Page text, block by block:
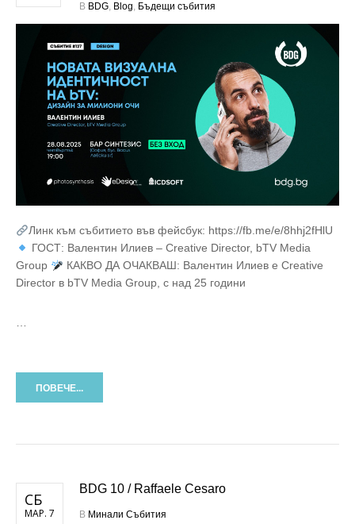
В BDG, Blog, Бъдещи събития
Линк към събитието във фейсбук: https://fb.me/e/8hhj2fHlU
ГОСТ: Валентин Илиев – Creative Director, bTV Media
Group
КАКВО ДА ОЧАКВАШ: Валентин Илиев е Creative
Director в bTV Media Group, с над 25 години
…
ПОВЕЧЕ...
СБ
МАР. 7
BDG 10 / Raffaele Cesaro
В Минали Събития